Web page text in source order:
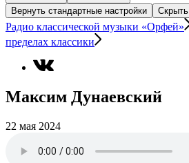
Вернуть стандартные настройки
Скрыть
Радио классической музыки «Орфей»
пределах классики
Максим Дунаевский
22 мая 2024